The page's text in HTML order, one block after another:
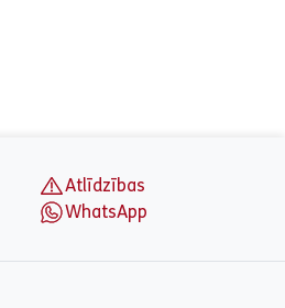
Atlīdzības
WhatsApp